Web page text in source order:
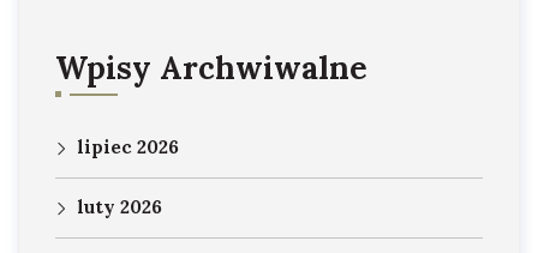
Wpisy Archwiwalne
lipiec 2026
luty 2026